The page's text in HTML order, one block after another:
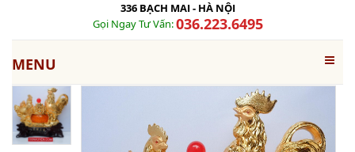
336 BẠCH MAI - HÀ NỘI
Gọi Ngay Tư Vấn:036.223.6495
MENU